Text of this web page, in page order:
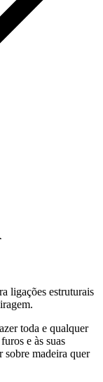
ligações estruturais
toda e qualquer
e às suas
sobre madeira quer